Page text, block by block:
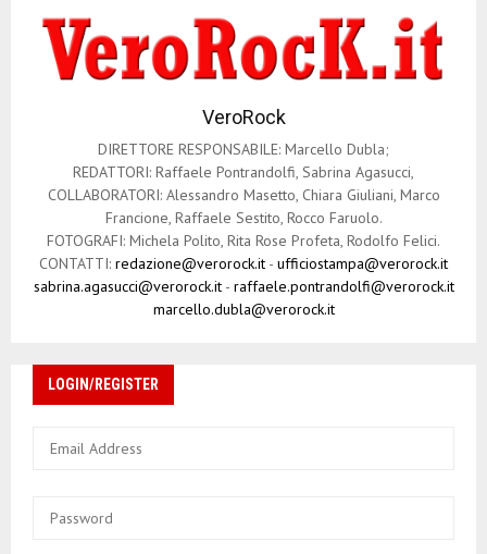
VeroRock
DIRETTORE RESPONSABILE: Marcello Dubla;
REDATTORI: Raffaele Pontrandolfi, Sabrina Agasucci,
COLLABORATORI: Alessandro Masetto, Chiara Giuliani, Marco
Francione, Raffaele Sestito, Rocco Faruolo.
FOTOGRAFI: Michela Polito, Rita Rose Profeta, Rodolfo Felici.
CONTATTI: redazione@verorock.it - ufficiostampa@verorock.it
sabrina.agasucci@verorock.it- raffaele.pontrandolfi@verorock.it
marcello.dubla@verorock.it
LOGIN/REGISTER